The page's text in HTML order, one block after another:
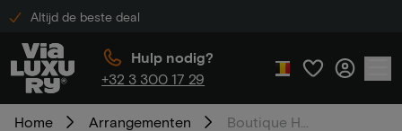
Altijd de beste deal
Hulp nodig?
+32 3 300 17 29
Home Arrangementen